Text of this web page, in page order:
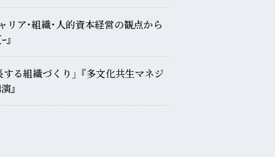
リア･組織･人的資本経営の観点から
る組織づくり｣『多文化共生マネジ
』